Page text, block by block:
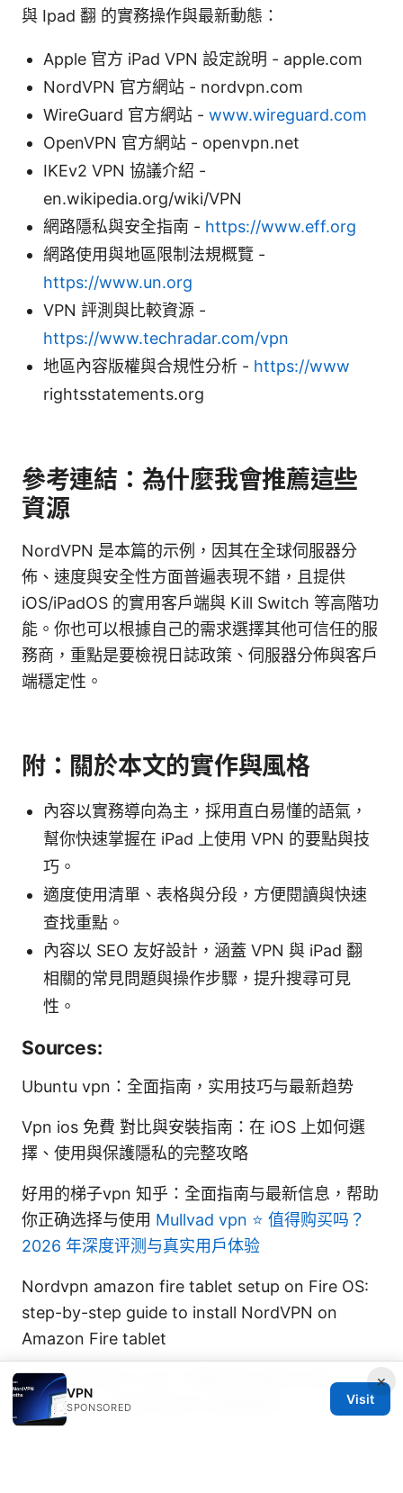
與 Ipad 翻 的實務操作與最新動態：
Apple 官方 iPad VPN 設定說明 - apple.com
NordVPN 官方網站 - nordvpn.com
WireGuard 官方網站 - www.wireguard.com
OpenVPN 官方網站 - openvpn.net
IKEv2 VPN 協議介紹 -
en.wikipedia.org/wiki/VPN
網路隱私與安全指南 - https://www.eff.org
網路使用與地區限制法規概覽 -
https://www.un.org
VPN 評測與比較資源 -
https://www.techradar.com/vpn
地區內容版權與合規性分析 - https://www
rightsstatements.org
參考連結：為什麼我會推薦這些
資源
NordVPN 是本篇的示例，因其在全球伺服器分
佈、速度與安全性方面普遍表現不錯，且提供
iOS/iPadOS 的實用客戶端與 Kill Switch 等高階功
能。你也可以根據自己的需求選擇其他可信任的服
務商，重點是要檢視日誌政策、伺服器分佈與客戶
端穩定性。
附：關於本文的實作與風格
內容以實務導向為主，採用直白易懂的語氣，
幫你快速掌握在 iPad 上使用 VPN 的要點與技
巧。
適度使用清單、表格與分段，方便閱讀與快速
查找重點。
內容以 SEO 友好設計，涵蓋 VPN 與 iPad 翻
相關的常見問題與操作步驟，提升搜尋可見
性。
Sources:
Ubuntu vpn：全面指南，实用技巧与最新趋势
Vpn ios 免費 對比與安裝指南：在 iOS 上如何選
擇、使用與保護隱私的完整攻略
好用的梯子vpn 知乎：全面指南与最新信息，帮助
你正确选择与使用 Mullvad vpn ⭐ 值得购买吗？
2026 年深度评测与真实用户体验
Nordvpn amazon fire tablet setup on Fire OS:
step-by-step guide to install NordVPN on
Amazon Fire tablet
翻墙重启后连不上网：完整排查与解决方案——
VPN 设置、网络环境优化与速度提升
×
VPN
SPONSORED
Visit